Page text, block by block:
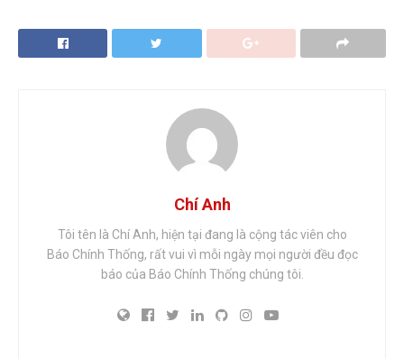
Chí Anh
Tôi tên là Chí Anh, hiện tại đang là cộng tác viên cho
Báo Chính Thống, rất vui vì mỗi ngày mọi người đều đọc
báo của Báo Chính Thống chúng tôi.